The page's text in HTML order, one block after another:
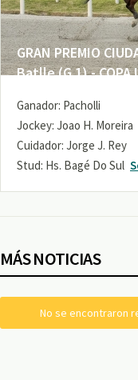
GRAN PREMIO
Batlle (G 1) - COPA
Ganador: Pacholli
Jockey: Joao H. Moreira
Cuidador: Jorge J. Rey
Stud: Hs. Bagé Do Sul
MÁS NOTICIAS
No se encontraron